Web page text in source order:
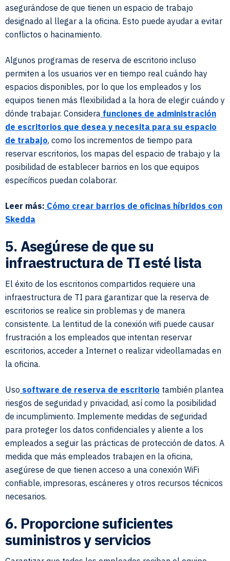
asegurándose de que tienen un espacio de trabajo
designado al llegar a la oficina. Esto puede ayudar a evitar
conflictos o hacinamiento.
Algunos programas de reserva de escritorio incluso
permiten a los usuarios ver en tiempo real cuándo hay
espacios disponibles, por lo que los empleados y los
equipos tienen más flexibilidad a la hora de elegir cuándo y
dónde trabajar. Considera funciones de administración
de escritorios que desea y necesita para su espacio
de trabajo, como los incrementos de tiempo para
reservar escritorios, los mapas del espacio de trabajo y la
posibilidad de establecer barrios en los que equipos
específicos puedan colaborar.
Leer más: Cómo crear barrios de oficinas híbridos con
Skedda
5. Asegúrese de que su
infraestructura de TI esté lista
El éxito de los escritorios compartidos requiere una
infraestructura de TI para garantizar que la reserva de
escritorios se realice sin problemas y de manera
consistente. La lentitud de la conexión wifi puede causar
frustración a los empleados que intentan reservar
escritorios, acceder a Internet o realizar videollamadas en
la oficina.
Uso software de reserva de escritorio también plantea
riesgos de seguridad y privacidad, así como la posibilidad
de incumplimiento. Implemente medidas de seguridad
para proteger los datos confidenciales y aliente a los
empleados a seguir las prácticas de protección de datos. A
medida que más empleados trabajen en la oficina,
asegúrese de que tienen acceso a una conexión WiFi
confiable, impresoras, escáneres y otros recursos técnicos
necesarios.
6. Proporcione suficientes
suministros y servicios